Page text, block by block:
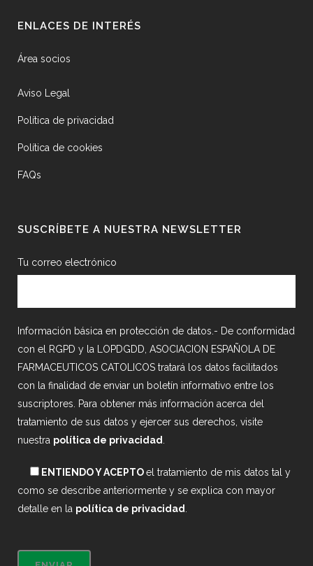
ENLACES DE INTERÉS
Área socios
Aviso Legal
Política de privacidad
Política de cookies
FAQs
SUSCRÍBETE A NUESTRA NEWSLETTER
Tu correo electrónico
Información básica en protección de datos.- De conformidad
con el RGPD y la LOPDGDD, ASOCIACION ESPAÑOLA DE
FARMACEUTICOS CATOLICOS tratará los datos facilitados
con la finalidad de enviar un boletín informativo entre los
suscriptores. Para obtener más información acerca del
tratamiento de sus datos y ejercer sus derechos, visite
nuestra política de privacidad
ENTIENDO Y ACEPTOel tratamiento de mis datos tal y
como se describe anteriormente y se explica con mayor
detalle en la política de privacidad